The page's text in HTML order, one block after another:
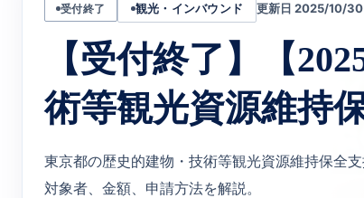
受付終了 観光・インバウンド 更新日 2025/10/30
【受付終了】【
術等観光資源維持
東京都の歴史的建物・技術等観光資源維持保全
対象者、金額、申請方法を解説。